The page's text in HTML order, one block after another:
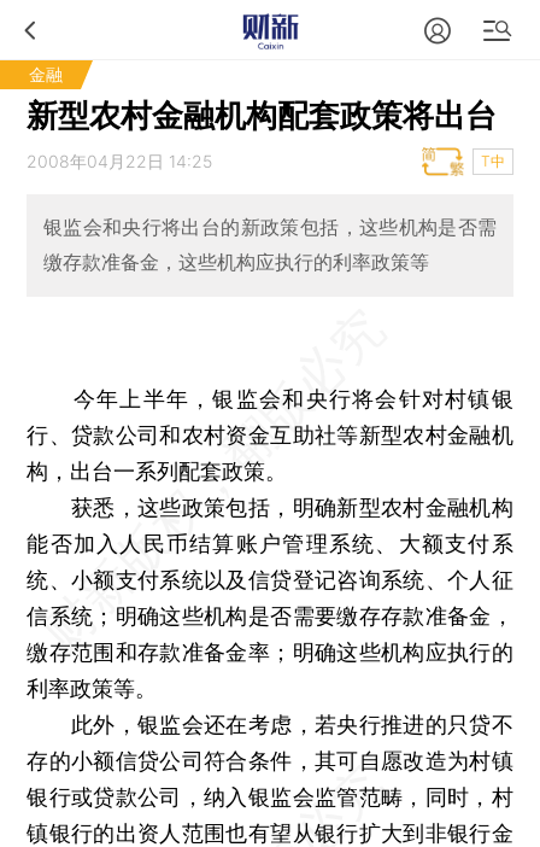
金融
新型农村金融机构配套政策将出台
2008年04月22日 14:25 T中
银监会和央行将出台的新政策包括，这些机构是否需
缴存款准备金，这些机构应执行的利率政策等
今年上半年，银监会和央行将会针对村镇银
行、贷款公司和农村资金互助社等新型农村金融机
构，出台一系列配套政策。
获悉，这些政策包括，明确新型农村金融机构
能否加入人民币结算账户管理系统、大额支付系
统、小额支付系统以及信贷登记咨询系统、个人征
信系统；明确这些机构是否需要缴存存款准备金，
缴存范围和存款准备金率；明确这些机构应执行的
利率政策等。
此外，银监会还在考虑，若央行推进的只贷不
存的小额信贷公司符合条件，其可自愿改造为村镇
银行或贷款公司，纳入银监会监管范畴，同时，村
镇银行的出资人范围也有望从银行扩大到非银行金